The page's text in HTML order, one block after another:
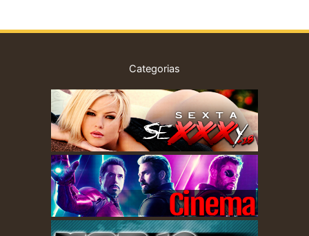
Categorias